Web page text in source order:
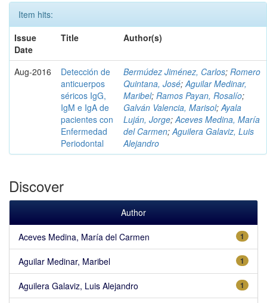
Item hits:
Issue
Date
Title Author(s)
Aug-2016
Detección de
anticuerpos
séricos IgG,
IgM e IgA de
pacientes con
Enfermedad
Periodontal
Bermúdez Jiménez, Carlos; Romero
Quintana, José; Aguilar Medinar,
Maribel; Ramos Payan, Rosalío;
Galván Valencia, Marisol; Ayala
Luján, Jorge; Aceves Medina, María
del Carmen; Aguilera Galaviz, Luis
Alejandro
Discover
Author
1
Aceves Medina, María del Carmen
1
Aguilar Medinar, Maribel
1
Aguilera Galaviz, Luis Alejandro